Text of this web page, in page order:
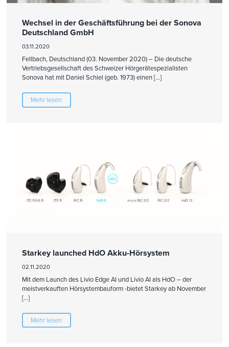
Wechsel in der Geschäftsführung bei der Sonova
Deutschland GmbH
03.11.2020
Fellbach, Deutschland (03. November 2020) – Die deutsche
Vertriebsgesellschaft des Schweizer Hörgerätespezialisten
Sonova hat mit Daniel Schiel (geb. 1973) einen […]
Mehr lesen
Starkey launched HdO Akku-Hörsystem
02.11.2020
Mit dem Launch des Livio Edge AI und Livio AI als HdO – der
meistverkauften Hörsystembauform -bietet Starkey ab November
[…]
Mehr lesen